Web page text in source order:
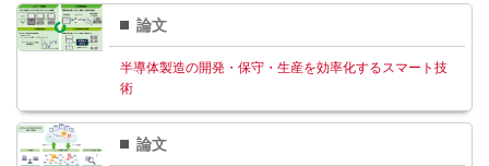
論文
半導体製造の開発・保守・生産を効率化するスマート技
術
論文